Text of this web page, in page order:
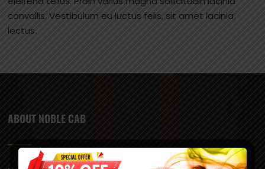
convallis. Vestibulum eu luctus felis, sit amet lacinia
lectus.
ABOUT NOBLE CAB